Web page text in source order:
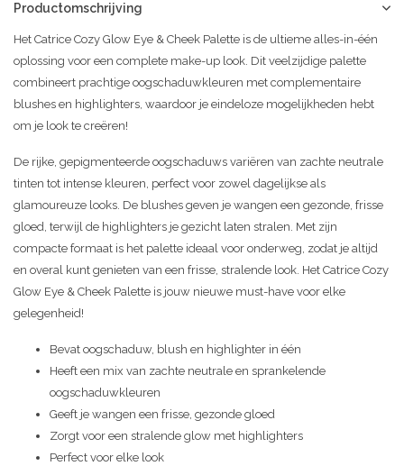
Productomschrijving
Het Catrice Cozy Glow Eye & Cheek Palette is de ultieme alles-in-één
oplossing voor een complete make-up look. Dit veelzijdige palette
combineert prachtige oogschaduwkleuren met complementaire
blushes en highlighters, waardoor je eindeloze mogelijkheden hebt
om je look te creëren!
De rijke, gepigmenteerde oogschaduws variëren van zachte neutrale
tinten tot intense kleuren, perfect voor zowel dagelijkse als
glamoureuze looks. De blushes geven je wangen een gezonde, frisse
gloed, terwijl de highlighters je gezicht laten stralen. Met zijn
compacte formaat is het palette ideaal voor onderweg, zodat je altijd
en overal kunt genieten van een frisse, stralende look. Het Catrice Cozy
Glow Eye & Cheek Palette is jouw nieuwe must-have voor elke
gelegenheid!
Bevat oogschaduw, blush en highlighter in één
Heeft een mix van zachte neutrale en sprankelende
oogschaduwkleuren
Geeft je wangen een frisse, gezonde gloed
Zorgt voor een stralende glow met highlighters
Perfect voor elke look